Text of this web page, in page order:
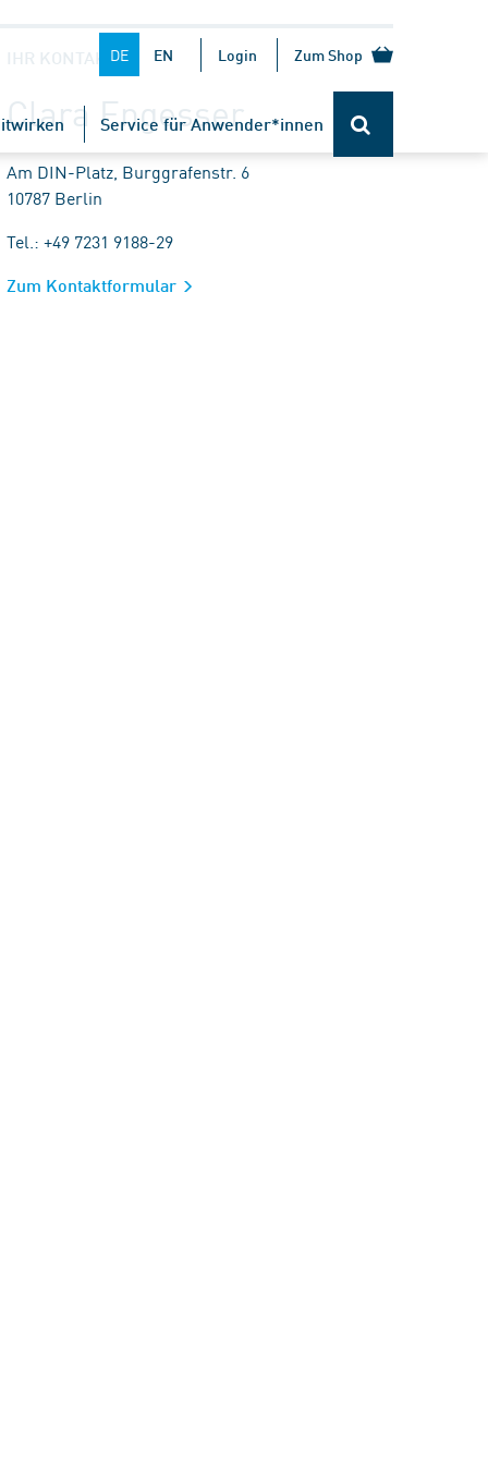
DE EN Login Zum Shop
Service für Anwender*innen
IHR KONTAKT
Clara Engesser
Am DIN-Platz, Burggrafenstr. 6
10787 Berlin
Tel.: +49 7231 9188-29
Zum Kontaktformular